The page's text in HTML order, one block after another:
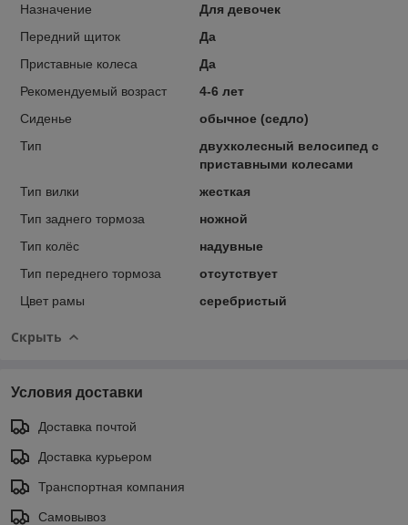
Назначение
Для девочек
Передний щиток
Да
Приставные колеса
Да
Рекомендуемый возраст
4-6 лет
Сиденье
обычное (седло)
Тип
двухколесный велосипед с
приставными колесами
Тип вилки
жесткая
Тип заднего тормоза
ножной
Тип колёс
надувные
Тип переднего тормоза
отсутствует
Цвет рамы
серебристый
Скрыть
Условия доставки
Доставка почтой
Доставка курьером
Транспортная компания
Самовывоз